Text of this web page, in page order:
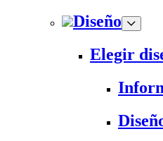
Diseño
Elegir